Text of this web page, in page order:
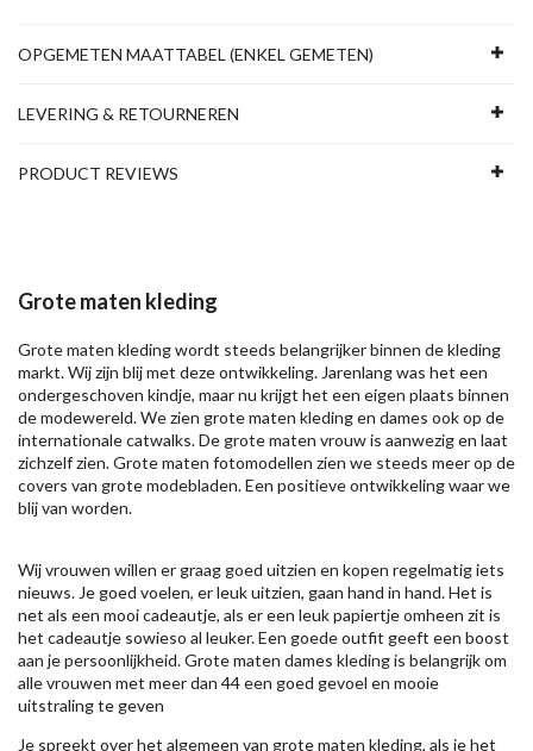
OPGEMETEN MAATTABEL (ENKEL GEMETEN)
LEVERING & RETOURNEREN
PRODUCT REVIEWS
Grote maten kleding
Grote maten kleding wordt steeds belangrijker binnen de kleding
markt. Wij zijn blij met deze ontwikkeling. Jarenlang was het een
ondergeschoven kindje, maar nu krijgt het een eigen plaats binnen
de modewereld. We zien grote maten kleding en dames ook op de
internationale catwalks. De grote maten vrouw is aanwezig en laat
zichzelf zien. Grote maten fotomodellen zien we steeds meer op de
covers van grote modebladen. Een positieve ontwikkeling waar we
blij van worden.
Wij vrouwen willen er graag goed uitzien en kopen regelmatig iets
nieuws. Je goed voelen, er leuk uitzien, gaan hand in hand. Het is
net als een mooi cadeautje, als er een leuk papiertje omheen zit is
het cadeautje sowieso al leuker. Een goede outfit geeft een boost
aan je persoonlijkheid. Grote maten dames kleding is belangrijk om
alle vrouwen met meer dan 44 een goed gevoel en mooie
uitstraling te geven
Je spreekt over het algemeen van grote maten kleding, als je het